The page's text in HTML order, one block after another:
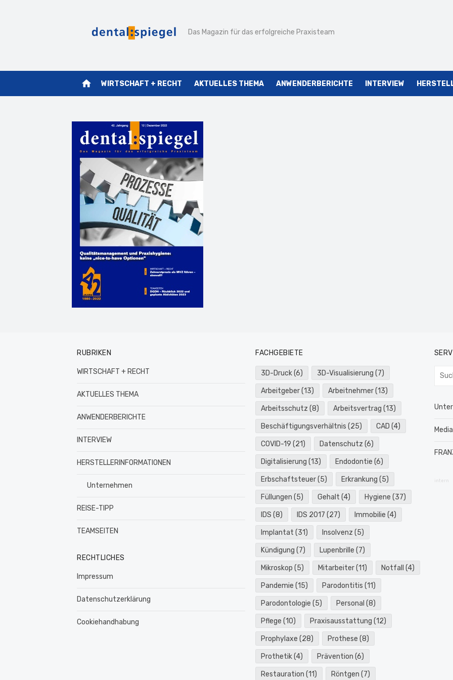
Das Magazin für das erfolgreiche Praxisteam
home WIRTSCHAFT + RECHT AKTUELLES THEMA ANWENDERBERICHTE INTERVIEW
RUBRIKEN
WIRTSCHAFT + RECHT
AKTUELLES THEMA
ANWENDERBERICHTE
INTERVIEW
HERSTELLERINFORMATIONEN
Unternehmen
REISE-TIPP
TEAMSEITEN
RECHTLICHES
Impressum
Datenschutzerklärung
Cookiehandhabung
FACHGEBIETE
3D-Druck(6) 3D-Visualisierung (7)
Arbeitgeber(13) Arbeitnehmer(13)
Arbeitsschutz (8) Arbeitsvertrag (13)
Beschäftigungsverhältnis (25) CAD (4)
COVID-19 (21) Datenschutz (6)
Digitalisierung (13) Endodontie (6)
Erbschaftsteuer(5) Erkrankung (5)
Füllungen (5) Gehalt (4) Hygiene (37)
IDS (8) IDS 2017 (27) Immobilie (4)
Implantat (31) Insolvenz (5)
Kündigung (7) Lupenbrille (7)
Mikroskop (5) Mitarbeiter(11) Notfall (4)
Pandemie (15) Parodontitis (11)
Parodontologie (5) Personal (8)
Pflege (10) Praxisausstattung (12)
Prophylaxe (28) Prothese (8)
Prothetik(4) Prävention (6)
Restauration (11) Röntgen (7)
intern